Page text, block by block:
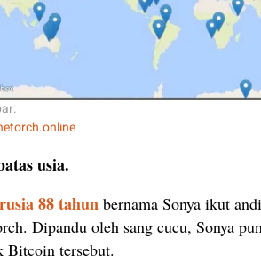
usia.
88 tahun bernama Sonya ikut
Dipandu oleh sang cucu, Sonya
tersebut.